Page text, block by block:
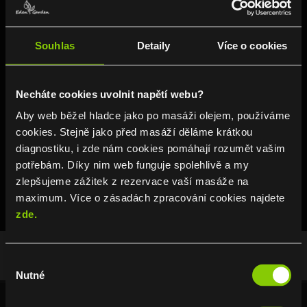
Souhlas Detaily Více o cookies
Necháte cookies uvolnit napětí webu?
Aby web běžel hladce jako po masáži olejem, používáme
cookies. Stejně jako před masáží děláme krátkou
diagnostiku, i zde nám cookies pomáhají rozumět vašim
potřebám. Díky nim web funguje spolehlivě a my
zlepšujeme zážitek z rezervace vaší masáže na
maximum. Více o zásadách zpracování cookies najdete
zde.
souhlasu
Nutné
Pobočky
Rádi vás uvidíme! Jsme tu pro vás každý
den za každého počasí. Užijte si relaxaci bez
bolesti.